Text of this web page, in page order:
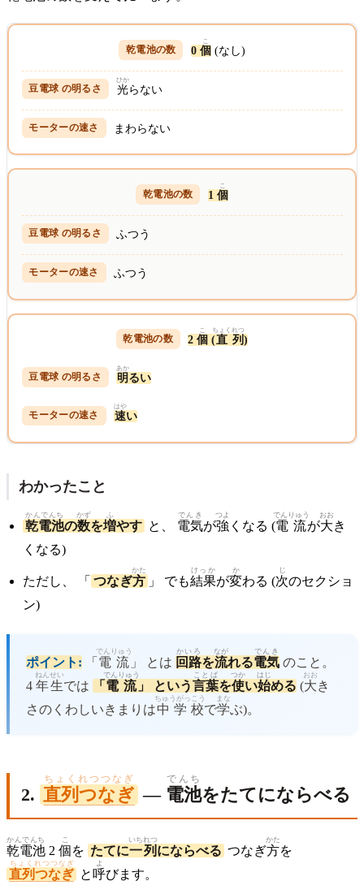
0 個
こ
(なし)
光
ひか
らない
まわらない
1 個
こ
ふつう
ふつう
2個
こ
(直
ちょく
列
れつ
)
明
あか
るい
速
はや
い
わかったこと
乾電池
かんでんち
の数
かず
を増
ふ
やす と、 電気
でんき
が強
つよ
くなる (電流
でんりゅう
が大
おお
き
くなる)
ただし、 「 つなぎ方
かた
」 でも結果
けっか
が変
か
わる (次
じ
のセクショ
ン)
ポイント: 「 電流
でんりゅう
」 とは 回路
かいろ
を流
なが
れる電気
でんき
のこと。
4 年
ねん
生
せい
では 「 電流
でんりゅう
」 という言葉
ことば
を使
つか
い始
はじ
める (大
おお
き
さのくわしいきまりは中学校
ちゅうがっこう
で学
まな
ぶ)。
2. 直列つなぎ
ちょくれつつなぎ
— 電池
でんち
をたてにならべる
乾電池
かんでんち
2 個
こ
を たてに一
いち
列
れつ
にならべる つなぎ方
かた
を
直列つなぎ
ちょくれつつなぎ
と 呼
よ
びます。